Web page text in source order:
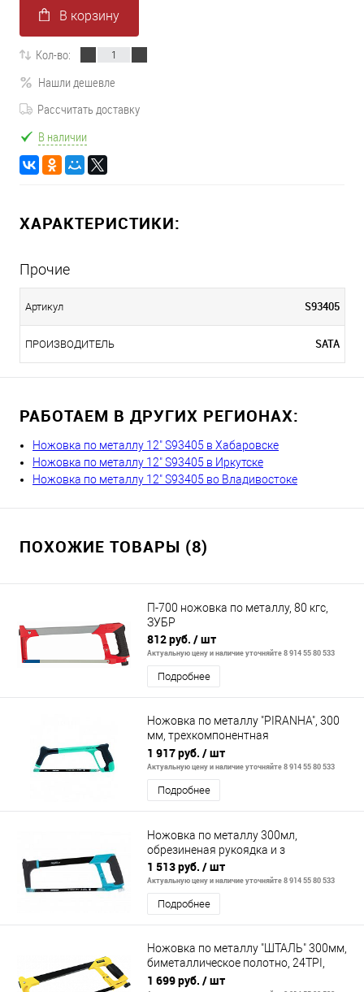
В корзину
Кол-во:
Нашли дешевле
Рассчитать доставку
В наличии
ХАРАКТЕРИСТИКИ:
Прочие
Артикул S93405
ПРОИЗВОДИТЕЛЬ SATA
РАБОТАЕМ В ДРУГИХ РЕГИОНАХ:
Ножовка по металлу 12" S93405 в Хабаровске
Ножовка по металлу 12" S93405 в Иркутске
Ножовка по металлу 12" S93405 во Владивостоке
ПОХОЖИЕ ТОВАРЫ (8)
П-700 ножовка по металлу, 80 кгс,
ЗУБР
812 руб. / шт
Актуальную цену и наличие уточняйте 8 914 55 80 533
Подробнее
Ножовка по металлу "PIRANHA", 300
мм, трехкомпонентная
металлопластиковая рамка// GROSS
1 917 руб. / шт
Актуальную цену и наличие уточняйте 8 914 55 80 533
Подробнее
Ножовка по металлу 300мл,
обрезиненая рукоядка и з
1 513 руб. / шт
Актуальную цену и наличие уточняйте 8 914 55 80 533
Подробнее
Ножовка по металлу "ШТАЛЬ" 300мм,
биметаллическое полотно, 24TPI,
BERGER BG1846
1 699 руб. / шт